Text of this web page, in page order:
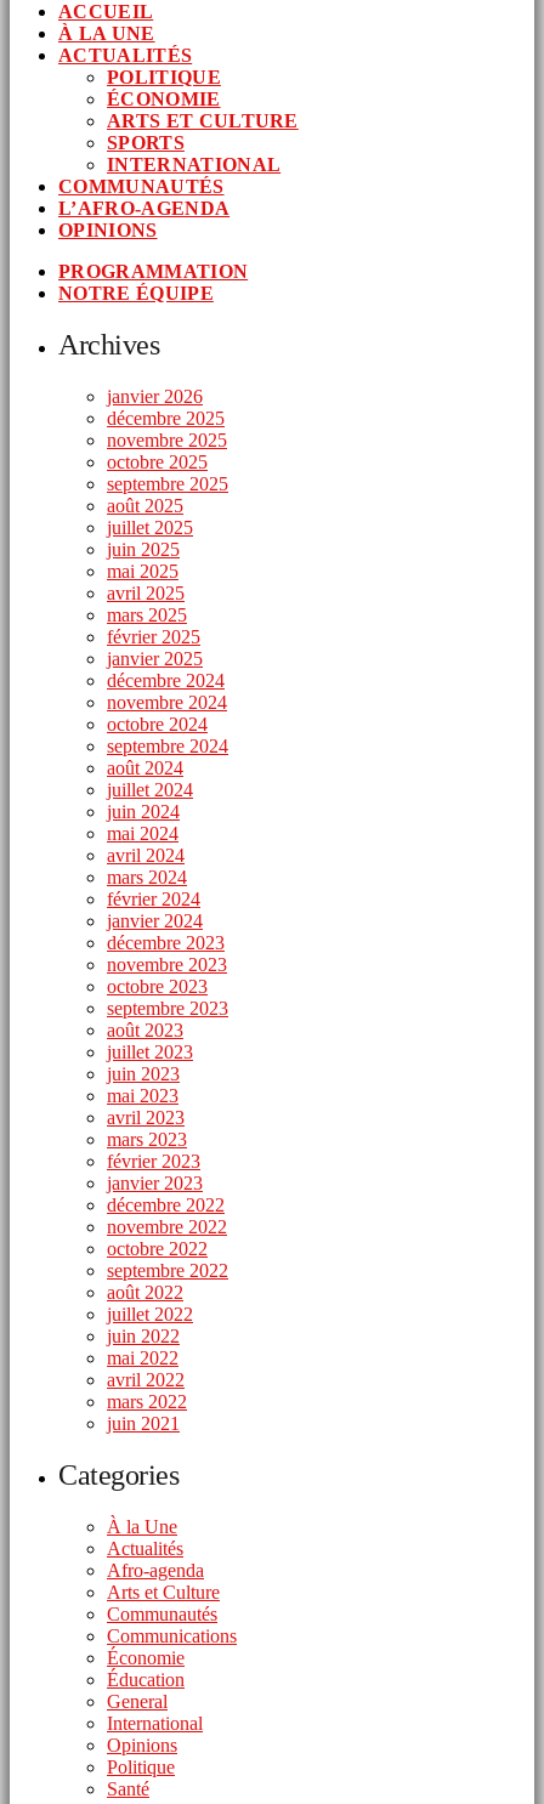
ACCUEIL
À LA UNE
ACTUALITÉS
POLITIQUE
ÉCONOMIE
ARTS ET CULTURE
SPORTS
INTERNATIONAL
COMMUNAUTÉS
L’AFRO-AGENDA
OPINIONS
PROGRAMMATION
NOTRE ÉQUIPE
Archives
janvier 2026
décembre 2025
novembre 2025
octobre 2025
septembre 2025
août 2025
juillet 2025
juin 2025
mai 2025
avril 2025
mars 2025
février 2025
janvier 2025
décembre 2024
novembre 2024
octobre 2024
septembre 2024
août 2024
juillet 2024
juin 2024
mai 2024
avril 2024
mars 2024
février 2024
janvier 2024
décembre 2023
novembre 2023
octobre 2023
septembre 2023
août 2023
juillet 2023
juin 2023
mai 2023
avril 2023
mars 2023
février 2023
janvier 2023
décembre 2022
novembre 2022
octobre 2022
septembre 2022
août 2022
juillet 2022
juin 2022
mai 2022
avril 2022
mars 2022
juin 2021
Categories
À la Une
Actualités
Afro-agenda
Arts et Culture
Communautés
Communications
Économie
Éducation
General
International
Opinions
Politique
Santé